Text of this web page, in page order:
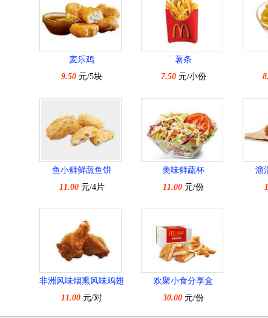
麦乐鸡
9.50 元/5块
薯条
7.50元/小份
鱼小鲜鲜蔬鱼饼
11.00元/4片
美味鲜蔬杯
11.00 元/份
溜
非洲风味烟熏风味鸡翅
11.00 元/对
欢聚小食分享盒
30.00 元/份